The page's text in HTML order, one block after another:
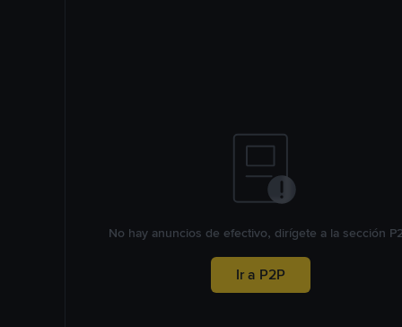
No hay anuncios de efectivo, dirígete a la sección
Ir a P2P